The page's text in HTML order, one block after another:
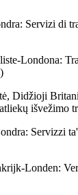
Servizi di
Londona:
Didžioji
išvežimo
Servizzi
Londen: